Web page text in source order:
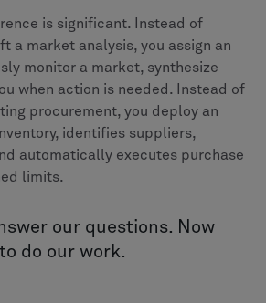
is significant. Instead of
a market analysis, you assign an
monitor a market, synthesize
when action is needed. Instead of
procurement, you deploy an
identifies suppliers,
automatically executes purchase
limits.
our questions. Now
do our work.